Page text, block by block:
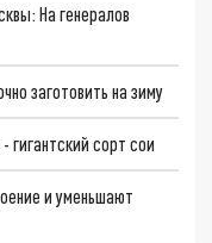
На генералов
заготовить на зиму
гигантский сорт сои
и уменьшают